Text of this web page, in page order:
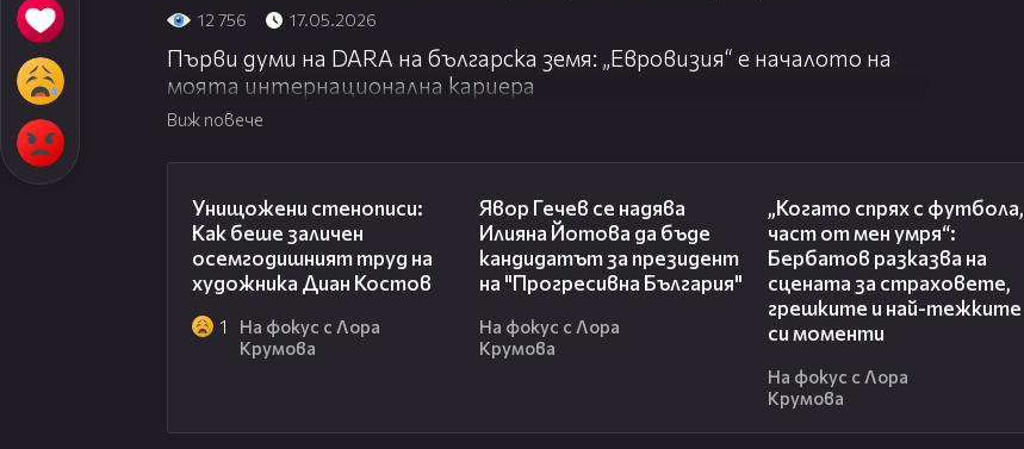
12 756 17.05.2026
Първи думи на DARA на българска земя: „Евровизия“ е началото на
моята интернационална кариера
Виж повече
Унищожени стенописи:
Как беше заличен
осемгодишният труд на
художника Диан Костов
1
На фокус с Лора
Крумова
Явор Гечев се надява
Илияна Йотова да бъде
кандидатът за президент
на "Прогресивна България"
На фокус с Лора
Крумова
„Когато спрях с футбола,
част от мен умря“:
Бербатов разказва на
сцената за страховете,
грешките и най-тежките
си моменти
На фокус с Лора
Крумова